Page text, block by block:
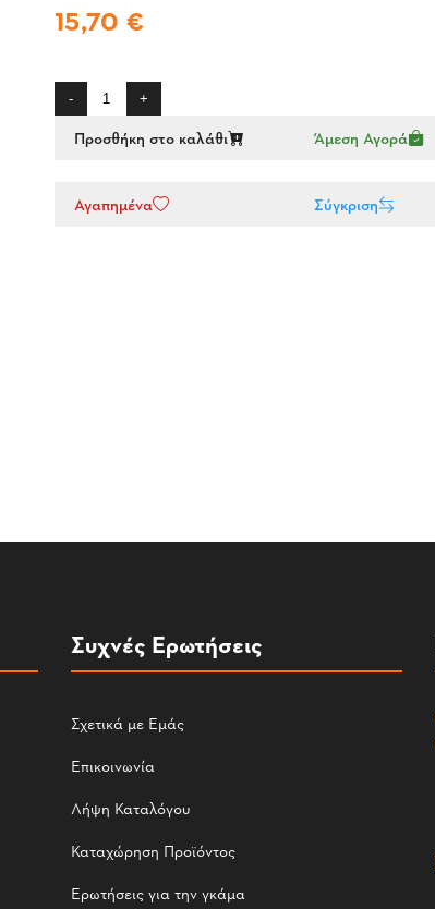
15,70 €
- +
Προσθήκη στο καλάθι Άμεση Αγορά
Αγαπημένα Σύγκριση
Συχνές Ερωτήσεις
Σχετικά με Εμάς
Επικοινωνία
Λήψη Καταλόγου
Καταχώρηση Προϊόντος
Ερωτήσεις για την γκάμα